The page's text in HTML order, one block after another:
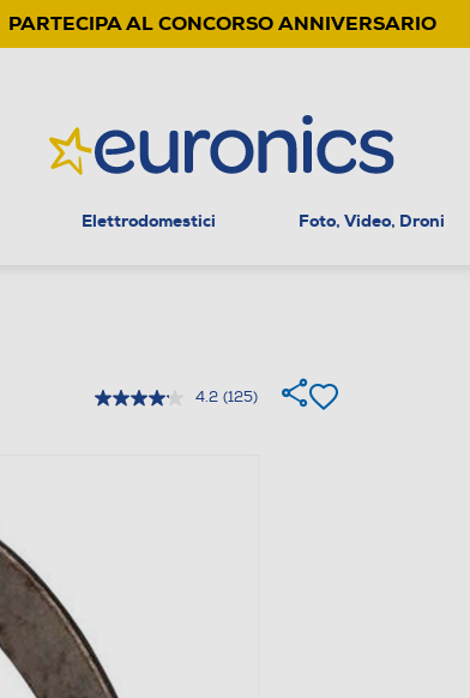
PARTECIPA AL CONCORSO ANNIVERSARIO
Elettrodomestici Foto, Video, Droni
4.2 (125)